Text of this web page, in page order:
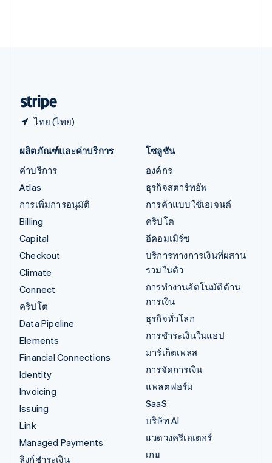
ไทย (ไทย)
ผลิตภัณฑ์และค่าบริการ
ค่าบริการ
Atlas
การเพิ่มการอนุมัติ
Billing
Capital
Checkout
Climate
Connect
คริปโต
Data Pipeline
Elements
Financial Connections
Identity
Invoicing
Issuing
Link
Managed Payments
ลิงก์ชำระเงิน
โซลูชัน
องค์กร
ธุรกิจสตาร์ทอัพ
การค้าแบบใช้เอเจนต์
คริปโต
อีคอมเมิร์ซ
บริการทางการเงินที่ผสาน
รวมในตัว
การทำงานอัตโนมัติด้าน
การเงิน
ธุรกิจทั่วโลก
การชำระเงินในแอป
มาร์เก็ตเพลส
การจัดการเงิน
แพลตฟอร์ม
SaaS
บริษัท AI
แวดวงครีเอเตอร์
เกม